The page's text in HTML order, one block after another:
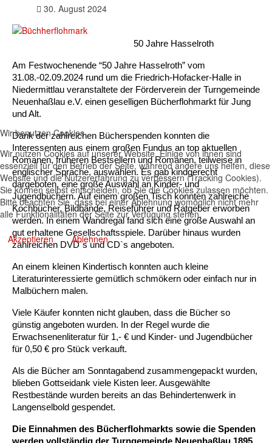
30. August 2024
50 Jahre Hasselroth
Am Festwochenende “50 Jahre Hasselroth” vom
31.08.-02.09.2024 rund um die Friedrich-Hofacker-Halle in
Niedermittlau veranstaltete der Förderverein der Turngemeinde
Neuenhaßlau e.V. einen geselligen Bücherflohmarkt für Jung
und Alt.
Dank der zahlreichen Bücherspenden konnten die
Interessenten aus einem großen Fundus an top aktuellen
Romanen, früheren Bestsellern und Romanen, teilweise in
englischer Sprache, auswählen. Es gab kindgerecht
dargeboten, eine große Auswahl an Kinder- und
Jugendbüchern. Auf einem großen Tisch konnten zahlreiche
Kochbücher, Bildbände, Reiseführer und Ratgeber erworben
werden. In einem Wandregal fand sich eine große Auswahl an
gut erhaltene Gesellschaftsspiele. Darüber hinaus wurden
zahlreichen DVD`s und CD`s angeboten.
An einem kleinen Kindertisch konnten auch kleine
Literaturinteressierte gemütlich schmökern oder einfach nur in
Malbüchern malen.
Viele Käufer konnten nicht glauben, dass die Bücher so
günstig angeboten wurden. In der Regel wurde die
Erwachsenenliteratur für 1,- € und Kinder- und Jugendbücher
für 0,50 € pro Stück verkauft.
Als die Bücher am Sonntagabend zusammengepackt wurden,
blieben Gottseidank viele Kisten leer. Ausgewählte
Restbestände wurden bereits an das Behindertenwerk in
Langenselbold gespendet.
Die Einnahmen des Bücherflohmarkts sowie die Spenden
Wir benutzen Cookies
Wir nutzen Cookies auf unserer Website. Einige von ihnen sind
essenziell für den Betrieb der Seite, während andere uns helfen, diese
Website und die Nutzererfahrung zu verbessern (Tracking Cookies).
Sie können selbst entscheiden, ob Sie die Cookies zulassen möchten.
Bitte beachten Sie, dass bei einer Ablehnung womöglich nicht mehr
alle Funktionalitäten der Seite zur Verfügung stehen.
Akzeptieren Ablehnen